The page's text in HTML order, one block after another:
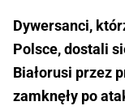
Dywersanci,
Polsce, dostali
Białorusi przez
zamknęły po